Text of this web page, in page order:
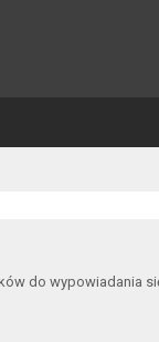
do wypowiadania